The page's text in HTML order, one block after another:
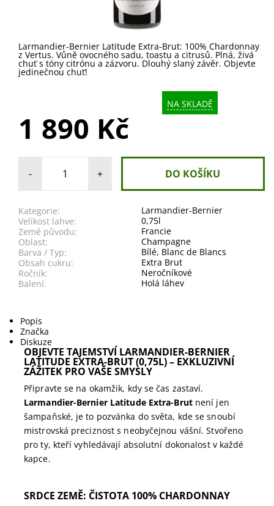
Larmandier-Bernier Latitude Extra-Brut: 100% Chardonnay
z Vertus. Vůně ovocného sadu, toastu a citrusů. Plná, živá
chuť s tóny citrónu a zázvoru. Dlouhý slaný závěr. Objevte
jedinečnou chuť!
NA SKLADĚ
1 890 Kč
- +
Kategorie:
Larmandier-Bernier
Velikost lahve:
0,75l
Země původu:
Francie
Oblast:
Champagne
Barva / Typ:
Bílé, Blanc de Blancs
Obsah cukru:
Extra Brut
Ročník:
Neročníkové
Balení:
Holá láhev
Popis
Značka
Diskuze
OBJEVTE TAJEMSTVÍ LARMANDIER-BERNIER
LATITUDE EXTRA-BRUT (0,75L) – EXKLUZIVNÍ
ZÁŽITEK PRO VAŠE SMYSLY
Připravte se na okamžik, kdy se čas zastaví.
Larmandier-Bernier Latitude Extra-Brutnení jen
šampaňské, je to pozvánka do světa, kde se snoubí
mistrovská preciznost s neobyčejnou vášní. Stvořeno
pro ty, kteří vyhledávají absolutní dokonalost v každé
kapce.
SRDCE ZEMĚ: ČISTOTA 100% CHARDONNAY